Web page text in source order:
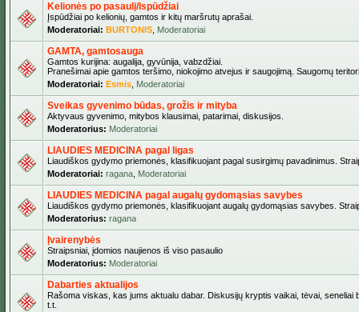
Kelionės po pasaulį/Ispūdžiai
Įspūdžiai po kelionių, gamtos ir kitų maršrutų aprašai.
Moderatoriai: BURTONIS Moderatoriai
GAMTA, gamtosauga
Gamtos kurijina: augalija, gyvūnija, vabzdžiai.
Pranešimai apie gamtos teršimo, niokojimo atvejus ir saugojimą. Saugomų
Moderatoriai: Esmis Moderatoriai
Sveikas gyvenimo būdas, grožis ir mityba
Aktyvaus gyvenimo, mitybos klausimai, patarimai, diskusijos.
Moderatorius: Moderatoriai
LIAUDIES MEDICINA pagal ligas
Liaudiškos gydymo priemonės, klasifikuojant pagal susirgimų pavadinimus.
Moderatoriai: ragana Moderatoriai
LIAUDIES MEDICINA pagal augalų gydomąsias savybes
Liaudiškos gydymo priemonės, klasifikuojant augalų gydomąsias savybes.
Moderatorius: ragana
Įvairenybės
Straipsniai, įdomios naujienos iš viso pasaulio
Moderatorius: Moderatoriai
Dabarties aktualijos
Rašoma viskas, kas jums aktualu dabar. Diskusijų kryptis vaikai, tėvai, seneliai
t.t.